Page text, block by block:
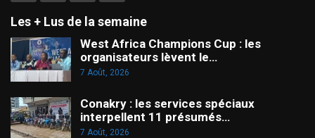
Les + Lus de la semaine
West Africa Champions Cup : les
organisateurs lèvent le…
7 Août, 2026
Conakry : les services spéciaux
interpellent 11 présumés…
7 Août, 2026